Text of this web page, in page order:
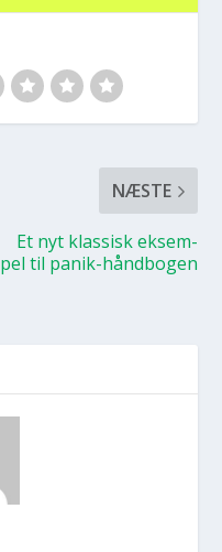
NÆSTE
Et nyt klas­sisk eksem­
pel til panik-hånd­bo­gen